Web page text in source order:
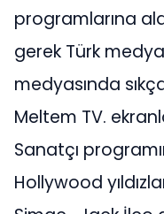
programlarına
gerek Türk
medyasında
Meltem TV.
Sanatçı
Hollywood